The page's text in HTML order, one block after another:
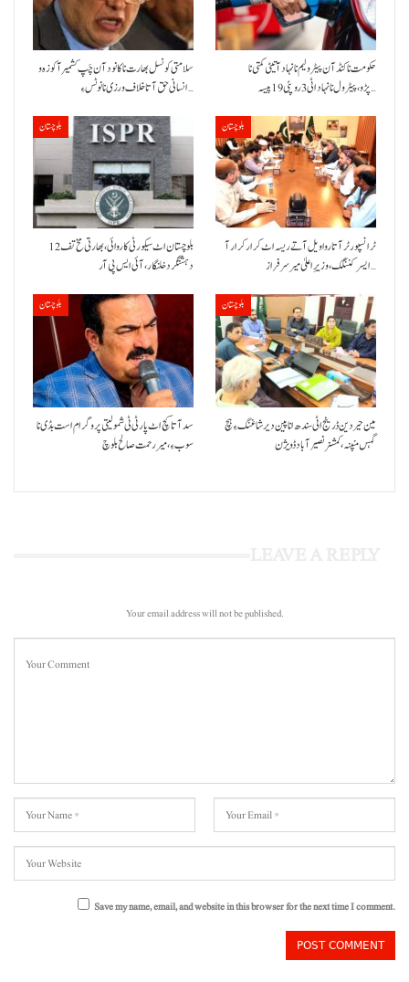
سلامتی کونسل بھارت نا کانود آن چَپ کشمیر آ کوزہ و
انسانی حق آتا خلاف ورزی نا نوٹس ءِ…
حکومت نا کنڈ آن پیٹرولیم نا نہاد آتیٹی کمتی نا
پڑو،پیٹرول نا نہاد اٹی 3 روپئی 19 پیسہ…
بلوچستان
بلوچستان اٹ سیکورٹی کاروائی، بھارتی مخ تف 12
دہشتگرد خلنگار،آئی ایس پی آر
بلوچستان
ٹرانسپورٹر آتا روا ویل آتے ریسہ اٹ کرار کرار آ
ایسر کننگک ،وزیرِ اعلیٰ میر سرفراز…
بلوچستان
سد آتا کچ اٹ پارٹی ٹی شمولیتی پروگرام است بڈی نا
سوب ءِ،میر رحمت صالح بلوچ
بلوچستان
مین حیردین ڈرینج اٹی سندھ انا پین دیر شاغنگ ءِ ہچ
گہس منپنہ،کمشنر نصیرآباد ڈویژن
Your email address will not be published.
Save my name, email, and website in this browser for the next time I comment.